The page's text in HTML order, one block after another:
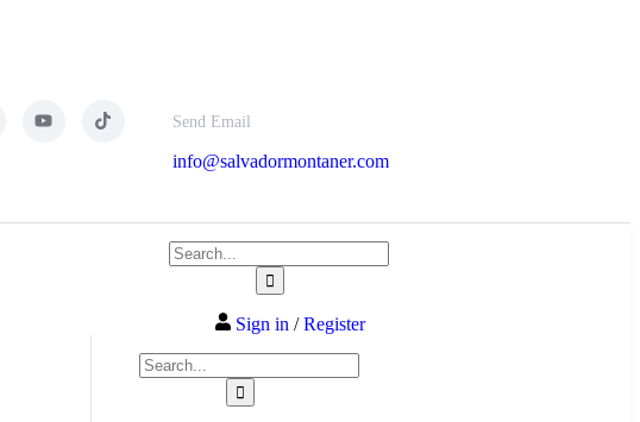
Send Email
info@salvadormontaner.com
Sign in / Register